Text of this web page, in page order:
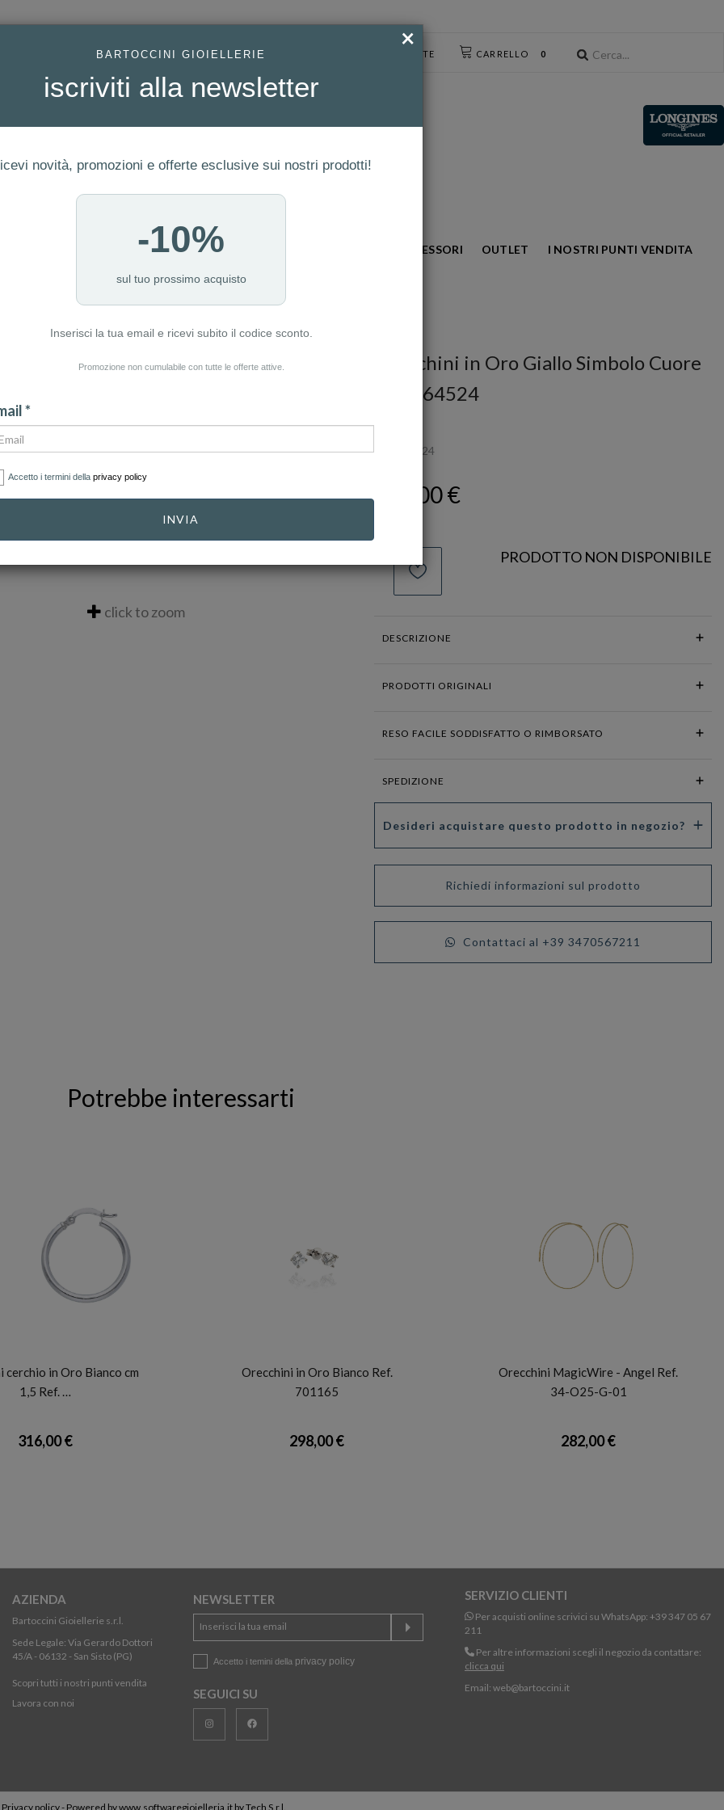
CARRELLO 0
ACCESSO UTENTE
GIOIELLI MODA OROLOGI ACCESSORI OUTLET I NOSTRI PUNTI VENDITA
click to zoom
Orecchini in Oro Giallo Simbolo Cuore
Ref. 764524
764524
308,00 €
PRODOTTO NON DISPONIBILE
DESCRIZIONE
PRODOTTI ORIGINALI
RESO FACILE SODDISFATTO O RIMBORSATO
SPEDIZIONE
Desideri acquistare questo prodotto in negozio?
Richiedi informazioni sul prodotto
Contattaci al +39 3470567211
Potrebbe interessarti
cerchio in Oro Bianco cm
1,5 Ref. …
316,00 €
Orecchini in Oro Bianco Ref.
701165
298,00 €
Orecchini MagicWire - Angel Ref.
34-O25-G-01
282,00 €
AZIENDA
Bartoccini Gioiellerie s.r.l.
Sede Legale: Via Gerardo Dottori
45/A - 06132 - San Sisto (PG)
Scopri tutti i nostri punti vendita
Lavora con noi
NEWSLETTER
Accetto i temini della privacy policy
SEGUICI SU
SERVIZIO CLIENTI
Per acquisti online scrivici su WhatsApp: +39 347 05 67
211
Per altre informazioni scegli il negozio da contattare:
clicca qui
Email: web@bartoccini.it
Privacy policy- Powered bywww.softwaregioielleria.it byTech S.r.l.
×
BARTOCCINI GIOIELLERIE
iscriviti alla newsletter
novità, promozioni e offerte esclusive sui nostri prodotti!
-10%
sul tuo prossimo acquisto
Inserisci la tua email e ricevi subito il codice sconto.
Promozione non cumulabile con tutte le offerte attive.
*
Accetto i termini della privacy policy
INVIA